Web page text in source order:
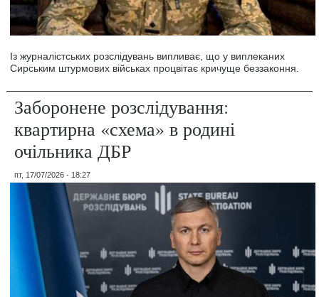
Із журналістських розслідувань випливає, що у виплеканих
Сирським штурмових військах процвітає кричуще беззаконня.
Заборонене розслідування:
квартирна «схема» в родині
очільника ДБР
пт, 17/07/2026 - 18:27